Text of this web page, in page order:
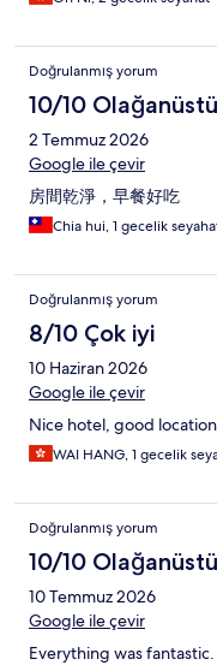
Doğrulanmış yorum
10/10 Olağanüstü
2 Temmuz 2026
Google ile çevir
房間乾淨，早餐好吃
Chia hui, 1 gecelik
Doğrulanmış yorum
8/10 Çok iyi
10 Haziran 2026
Google ile çevir
Nice hotel, good location
WAI HANG, 1 gecelik
Doğrulanmış yorum
10/10 Olağanüstü
10 Temmuz 2026
Google ile çevir
Everything was fantastic.